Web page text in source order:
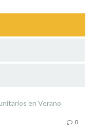
en Verano
0